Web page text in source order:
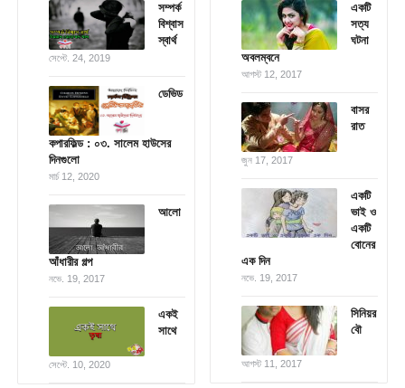
সম্পর্ক
বিশ্বাস
স্বার্থ
সেপ্টে. 24, 2019
ডেভিড
কপারফিল্ড : ০৩. সালেম হাউসের
দিনগুলো
মার্চ 12, 2020
আলো
আঁধারীর গল্প
নভে. 19, 2017
একই
সাথে
সেপ্টে. 10, 2020
একটি
সত্য
ঘটনা
অবলম্বনে
আগস্ট 12, 2017
বাসর
রাত
জুন 17, 2017
একটি
ভাই ও
একটি
বোনের
এক দিন
নভে. 19, 2017
সিনিয়র
বৌ
আগস্ট 11, 2017